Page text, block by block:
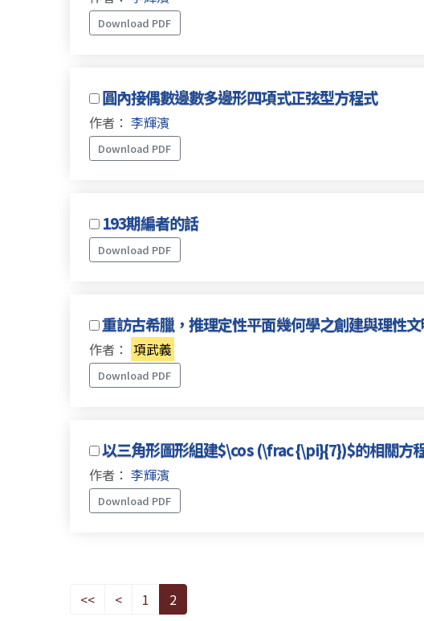
Download PDF
圓內接偶數邊數多邊形四項式正弦型方程式
作者： 李輝濱
Download PDF
193期編者的話
Download PDF
重訪古希臘，推理定性平面幾何學之創建與理性
作者： 項武義
Download PDF
以三角形圖形組建$\cos (\frac {\pi}{7})$的相關方
作者： 李輝濱
Download PDF
<< < 1 2